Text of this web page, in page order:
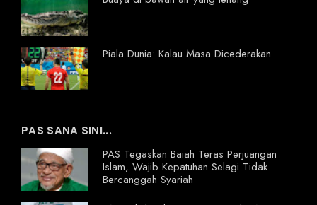
Piala Dunia: Kalau Masa Dicederakan
PAS SANA SINI...
PAS Tegaskan Baiah Teras Perjuangan
Islam, Wajib Kepatuhan Selagi Tidak
Bercanggah Syariah